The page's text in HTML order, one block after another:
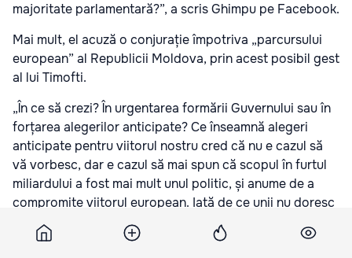
majoritate parlamentară?”, a scris Ghimpu pe Facebook.
Mai mult, el acuză o conjurație împotriva „parcursului
european” al Republicii Moldova, prin acest posibil gest
al lui Timofti.
„În ce să crezi? În urgentarea formării Guvernului sau în
forțarea alegerilor anticipate? Ce înseamnă alegeri
anticipate pentru viitorul nostru cred că nu e cazul să
vă vorbesc, dar e cazul să mai spun că scopul în furtul
miliardului a fost mai mult unul politic, și anume de a
compromite viitorul european. Iată de ce unii nu doresc
timp de o lună să formăm o majoritate parlamentară
proeuropeană și să investim un Guvern, iar Președintele